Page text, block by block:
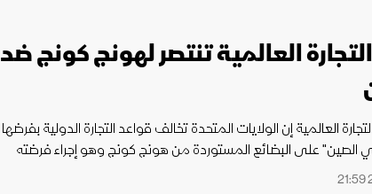
العالمية تنتصر لهونج كونج ضد
العالمية إن الولايات المتحدة تخالف قواعد التجارة الدولية بفرضها
على البضائع المستوردة من هونج كونج وهو إجراء فرضته